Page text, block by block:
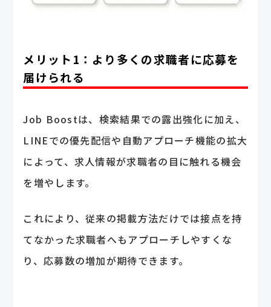
メリット1：より多くの求職者に応募を
届けられる
Job Boostは、検索結果での露出強化に加え、
LINEでの優先配信や自動アプローチ機能の拡大
によって、求人情報が求職者の目に触れる機会
を増やします。
これにより、従来の掲載方法だけでは接点を持
てなかった求職者へもアプローチしやすくな
り、応募数の増加が期待できます。